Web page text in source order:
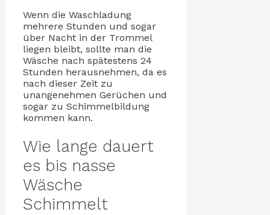
Wenn die Waschladung
mehrere Stunden und sogar
über Nacht in der Trommel
liegen bleibt, sollte man die
Wäsche nach spätestens 24
Stunden herausnehmen, da es
nach dieser Zeit zu
unangenehmen Gerüchen und
sogar zu Schimmelbildung
kommen kann.
Wie lange dauert
es bis nasse
Wäsche
Schimmelt